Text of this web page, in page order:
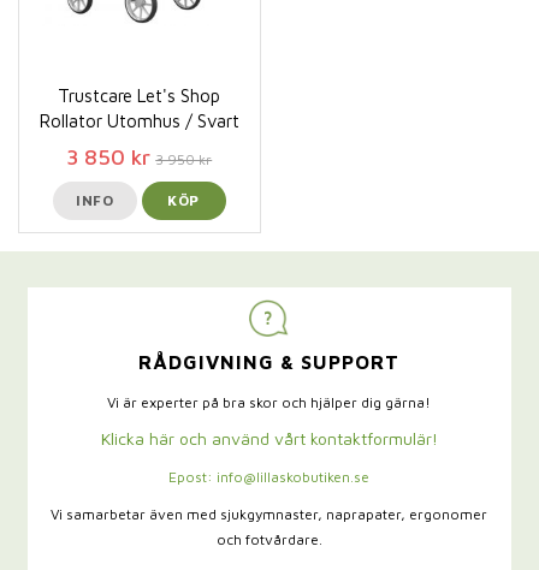
Trustcare Let's Shop
Rollator Utomhus / Svart
3 850 kr 3 950 kr
INFO KÖP
RÅDGIVNING & SUPPORT
Vi är experter på bra skor och hjälper dig gärna!
Klicka här och använd vårt kontaktformulär!
Epost: info@lillaskobutiken.se
Vi samarbetar även med sjukgymnaster, naprapater, ergonomer
och fotvårdare.